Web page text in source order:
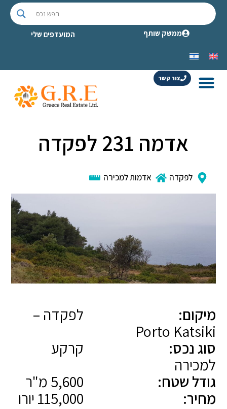
ממשק שותף המועדפים שלי
צור קשר
אדמה 231 לפקדה
לפקדה אדמות למכירה
מיקום:
לפקדה –
Porto Katsiki
סוג נכס:
קרקע
למכירה
גודל שטח:
מחיר: